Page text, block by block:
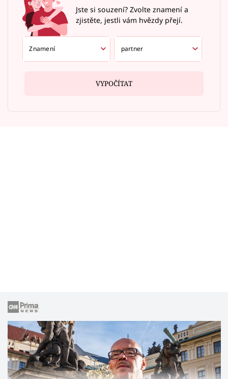
Jste si souzení? Zvolte znamení a
zjistěte, jestli vám hvězdy přejí.
VYPOČÍTAT